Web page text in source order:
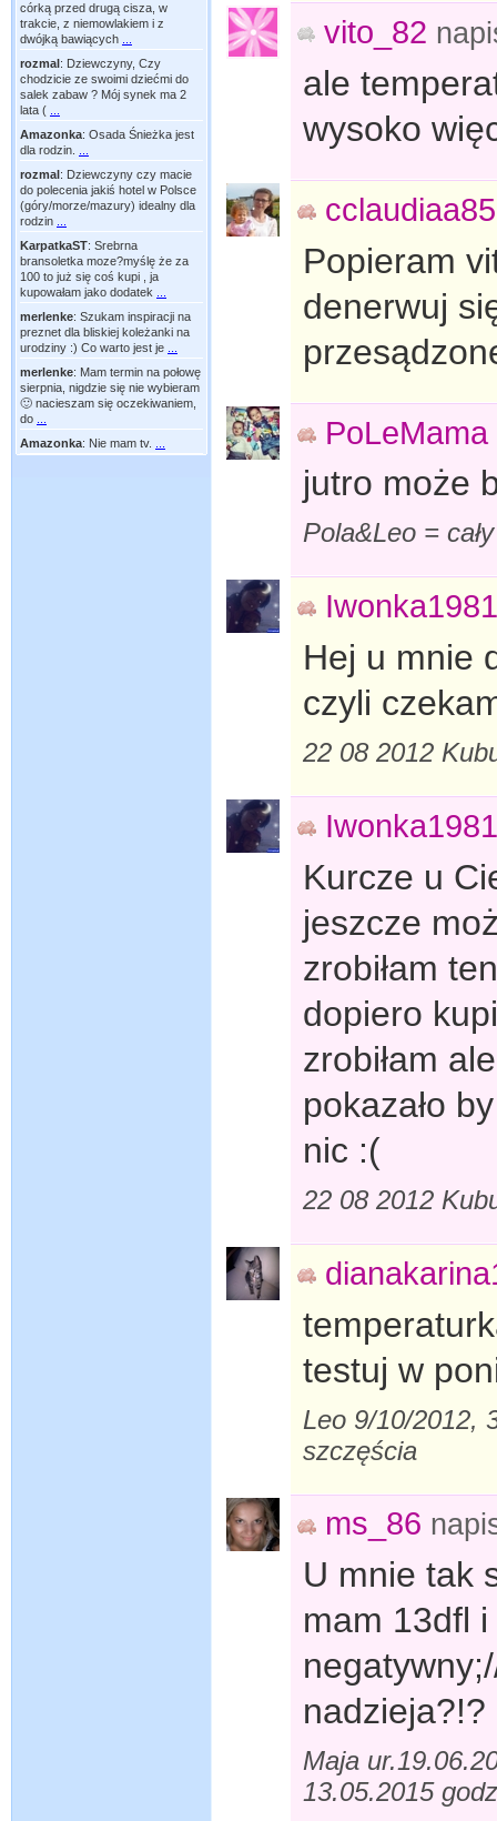
córką przed drugą cisza, w
trakcie, z niemowlakiem i z
dwójką bawiących
rozmal: Dziewczyny, Czy
chodzicie ze swoimi dziećmi do
salek zabaw ? Mój synek ma 2
lata (
Amazonka: Osada Śnieżka jest
dla rodzin.
rozmal: Dziewczyny czy macie
do polecenia jakiś hotel w Polsce
(góry/morze/mazury) idealny dla
rodzin
KarpatkaST: Srebrna
bransoletka moze?myślę że za
100 to już się coś kupi , ja
kupowałam jako dodatek
merlenke: Szukam inspiracji na
preznet dla bliskiej koleżanki na
urodziny :) Co warto jest je
merlenke: Mam termin na połowę
sierpnia, nigdzie się nie wybieram
🙂 nacieszam się oczekiwaniem,
do
Amazonka: Nie mam tv.
vito_82
ale
wysoko
cclaudiaa85
Popieram
denerwuj
PoLeMama
jutro może
Pola&Leo =
Iwonka1981
Hej u mnie
czyli
22 08 2012
Iwonka1981
Kurcze u
jeszcze
zrobiłam
dopiero
zrobiłam
pokazało
nic :(
22 08 2012
testuj w
Leo 9/10/2012,
szczęścia
ms_86
U mnie tak
mam 13dfl
nadzieja?!?
Maja
13.05.2015